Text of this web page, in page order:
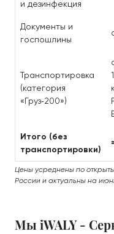
и дезинфекция
Документы и
госпошлины
Транспортировка
(категория
«Груз‑200»)
Итого (без
транспортировки)
Цены усреднены по
России и актуальны на
Мы iWALY -